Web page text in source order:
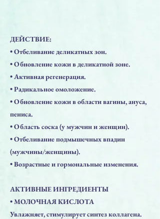
ДЕЙСТВИЕ:
• Отбеливание деликатных зон.
• Обновление кожи в деликатной зоне.
• Активная регенерация.
• Радикальное омоложение.
• Обновление кожи в области вагины, ануса,
пениса.
• Область соска (у мужчин и женщин).
• Отбеливание подмышечных впадин
(мужчины/женщины).
• Возрастные и гормональные изменения.
АКТИВНЫЕ ИНГРЕДИЕНТЫ
• МОЛОЧНАЯ КИСЛОТА
Увлажняет, стимулирует синтез коллагена.